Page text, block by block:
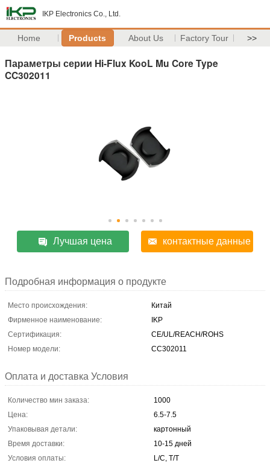
IKP Electronics Co., Ltd.
Home Products About Us Factory Tour >>
Параметры серии Hi-Flux KooL Mu Core Type
CC302011
Лучшая цена контактные данные
Подробная информация о продукте
Место происхождения:
Китай
Фирменное наименование:
IKP
Сертификация:
CE/UL/REACH/ROHS
Номер модели:
CC302011
Оплата и доставка Условия
Количество мин заказа:
1000
Цена:
6.5-7.5
Упаковывая детали:
картонный
Время доставки:
10-15 дней
Условия оплаты:
L/C, T/T